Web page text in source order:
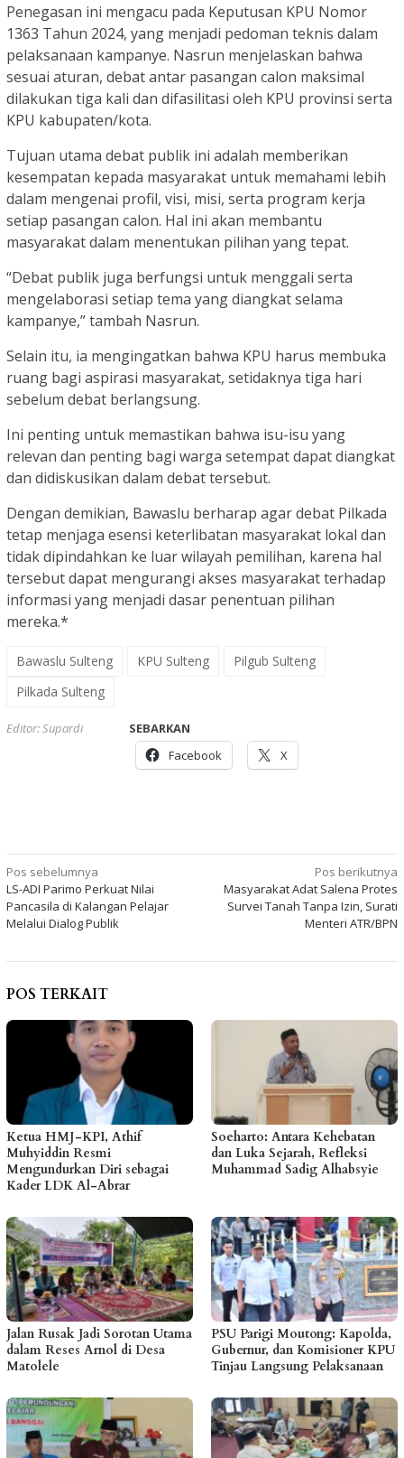
Penegasan ini mengacu pada Keputusan KPU Nomor
1363 Tahun 2024, yang menjadi pedoman teknis dalam
pelaksanaan kampanye. Nasrun menjelaskan bahwa
sesuai aturan, debat antar pasangan calon maksimal
dilakukan tiga kali dan difasilitasi oleh KPU provinsi serta
KPU kabupaten/kota.
Tujuan utama debat publik ini adalah memberikan
kesempatan kepada masyarakat untuk memahami lebih
dalam mengenai profil, visi, misi, serta program kerja
setiap pasangan calon. Hal ini akan membantu
masyarakat dalam menentukan pilihan yang tepat.
“Debat publik juga berfungsi untuk menggali serta
mengelaborasi setiap tema yang diangkat selama
kampanye,” tambah Nasrun.
Selain itu, ia mengingatkan bahwa KPU harus membuka
ruang bagi aspirasi masyarakat, setidaknya tiga hari
sebelum debat berlangsung.
Ini penting untuk memastikan bahwa isu-isu yang
relevan dan penting bagi warga setempat dapat diangkat
dan didiskusikan dalam debat tersebut.
Dengan demikian, Bawaslu berharap agar debat Pilkada
tetap menjaga esensi keterlibatan masyarakat lokal dan
tidak dipindahkan ke luar wilayah pemilihan, karena hal
tersebut dapat mengurangi akses masyarakat terhadap
informasi yang menjadi dasar penentuan pilihan
mereka.*
Bawaslu Sulteng KPU Sulteng
Pilgub Sulteng
Pilkada Sulteng
Editor: Supardi
SEBARKAN
Facebook
X
Navigasi
pos
Pos sebelumnya
LS-ADI Parimo Perkuat Nilai
Pancasila di Kalangan Pelajar
Melalui Dialog Publik
Pos berikutnya
Masyarakat Adat Salena Protes
Survei Tanah Tanpa Izin, Surati
Menteri ATR/BPN
POS TERKAIT
Ketua HMJ-KPI, Athif
Muhyiddin Resmi
Mengundurkan Diri sebagai
Kader LDK Al-Abrar
Soeharto: Antara Kehebatan
dan Luka Sejarah, Refleksi
Muhammad Sadig Alhabsyie
Jalan Rusak Jadi Sorotan Utama
dalam Reses Arnol di Desa
Matolele
PSU Parigi Moutong: Kapolda,
Gubernur, dan Komisioner KPU
Tinjau Langsung Pelaksanaan